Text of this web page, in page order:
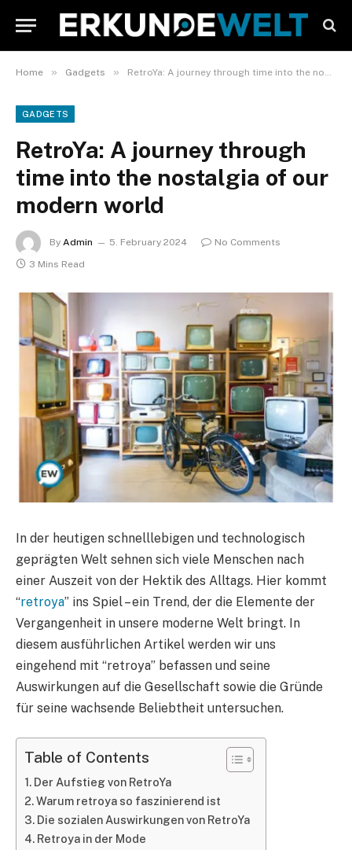
Home » Gadgets » RetroYa: A journey through time into the nostalgia of our modern world
GADGETS
RetroYa: A journey through
time into the nostalgia of our
modern world
By Admin 5. February 2024
No Comments
3 Mins Read
In der heutigen schnelllebigen und technologisch
geprägten Welt sehnen sich viele Menschen nach
einer Auszeit von der Hektik des Alltags. Hier kommt
“retroya” ins Spiel – ein Trend, der die Elemente der
Vergangenheit in unsere moderne Welt bringt. In
diesem ausführlichen Artikel werden wir uns
eingehend mit “retroya” befassen und seine
Auswirkungen auf die Gesellschaft sowie die Gründe
für seine wachsende Beliebtheit untersuchen.
Table of Contents
Der Aufstieg von RetroYa
Warum retroya so faszinierend ist
Die sozialen Auswirkungen von RetroYa
Retroya in der Mode